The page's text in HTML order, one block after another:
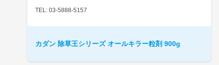
TEL: 03-5888-5157
カダン 除草王シリーズ オールキラー粒剤 900g